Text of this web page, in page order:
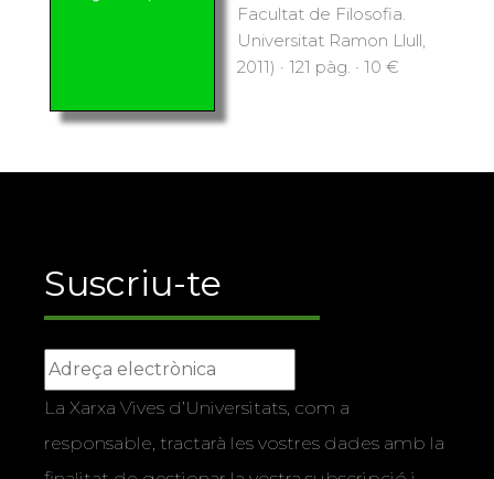
Facultat de Filosofia.
Universitat Ramon Llull,
2011) · 121 pàg. · 10 €
Suscriu-te
La Xarxa Vives d’Universitats, com a
responsable, tractarà les vostres dades amb la